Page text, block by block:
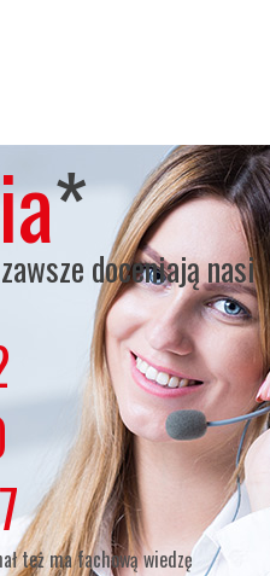
*doceniają nasi
też ma fachową wiedzę